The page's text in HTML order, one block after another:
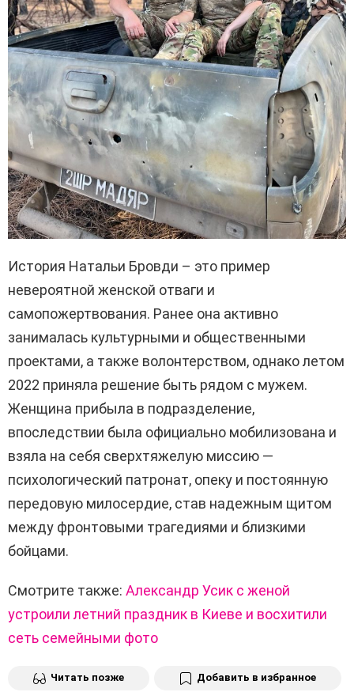
История Натальи Бровди – это пример
невероятной женской отваги и
самопожертвования. Ранее она активно
занималась культурными и общественными
проектами, а также волонтерством, однако летом
2022 приняла решение быть рядом с мужем.
Женщина прибыла в подразделение,
впоследствии была официально мобилизована и
взяла на себя сверхтяжелую миссию —
психологический патронат, опеку и постоянную
передовую милосердие, став надежным щитом
между фронтовыми трагедиями и близкими
бойцами.
Смотрите также: Александр Усик с женой
устроили летний праздник в Киеве и восхитили
сеть семейными фото
Читать позже Добавить в избранное